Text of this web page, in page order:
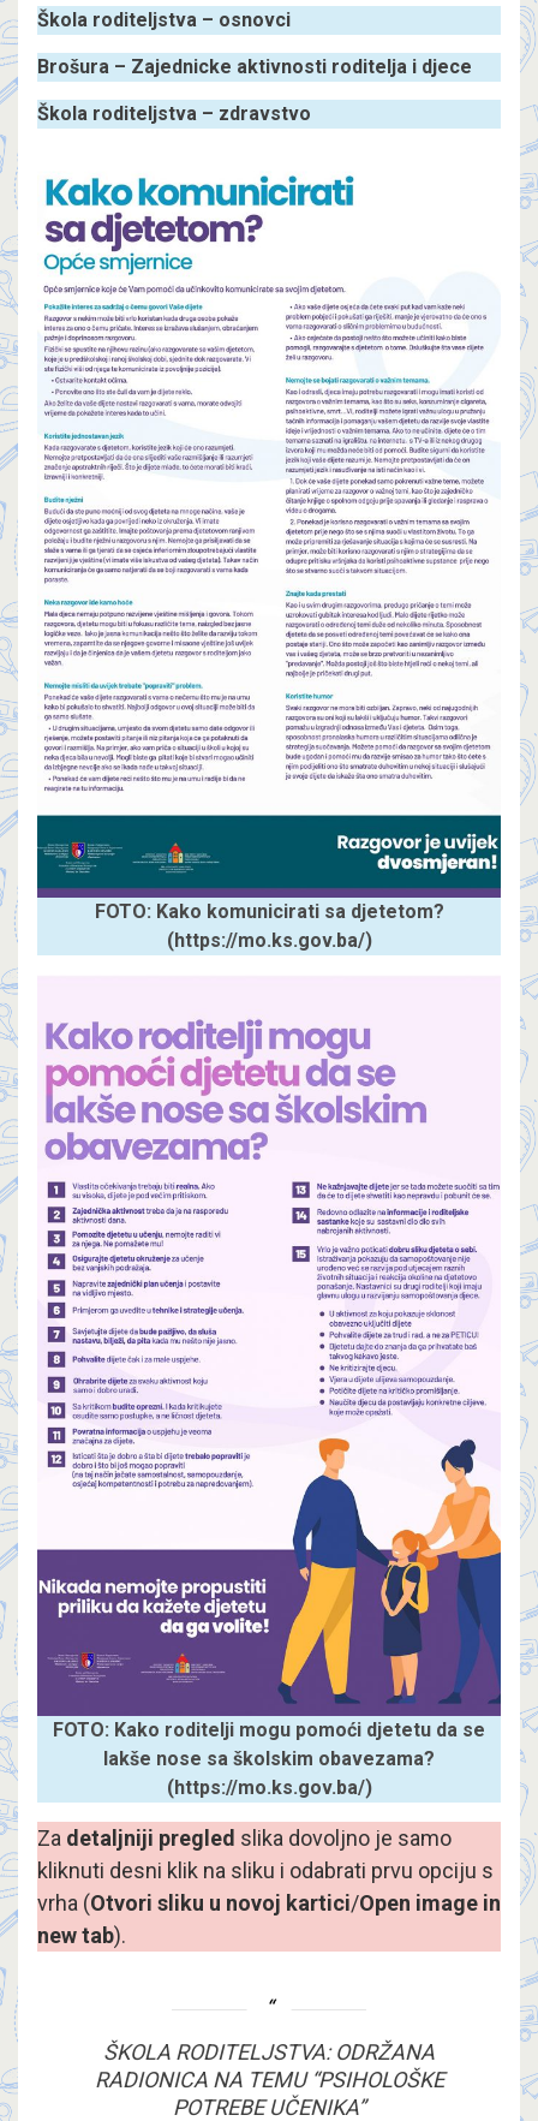
Škola roditeljstva – osnovci
Brošura – Zajednicke aktivnosti roditelja i djece
Škola roditeljstva – zdravstvo
FOTO: Kako komunicirati sa djetetom?
(https://mo.ks.gov.ba/)
FOTO: Kako roditelji mogu pomoći djetetu da se
lakše nose sa školskim obavezama?
(https://mo.ks.gov.ba/)
Za detaljniji pregled slika dovoljno je samo
kliknuti desni klik na sliku i odabrati prvu opciju s
vrha (Otvori sliku u novoj kartici/Open image in
new tab).
ŠKOLA RODITELJSTVA: ODRŽANA
RADIONICA NA TEMU “PSIHOLOŠKE
POTREBE UČENIKA”